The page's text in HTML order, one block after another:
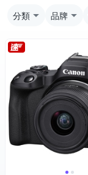
分類 品牌